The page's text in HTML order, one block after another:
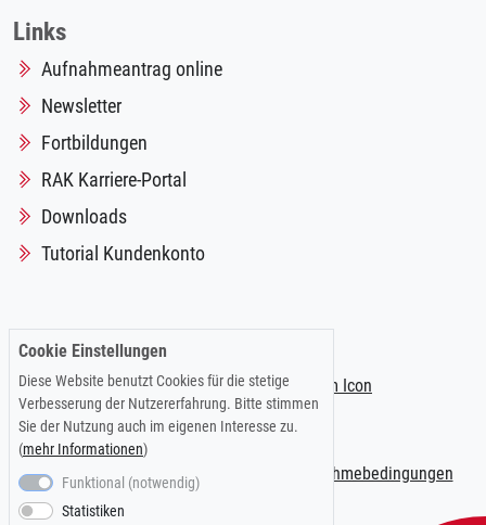
Links
Aufnahmeantrag online
Newsletter
Fortbildungen
RAK Karriere-Portal
Downloads
Tutorial Kundenkonto
Impressum |Datenschutzerklärung Teilnahmebedingungen
Cookie Einstellungen
Diese Website benutzt Cookies für die stetige
Verbesserung der Nutzererfahrung. Bitte stimmen
Sie der Nutzung auch im eigenen Interesse zu.
(mehr Informationen)
Funktional (notwendig)
Statistiken